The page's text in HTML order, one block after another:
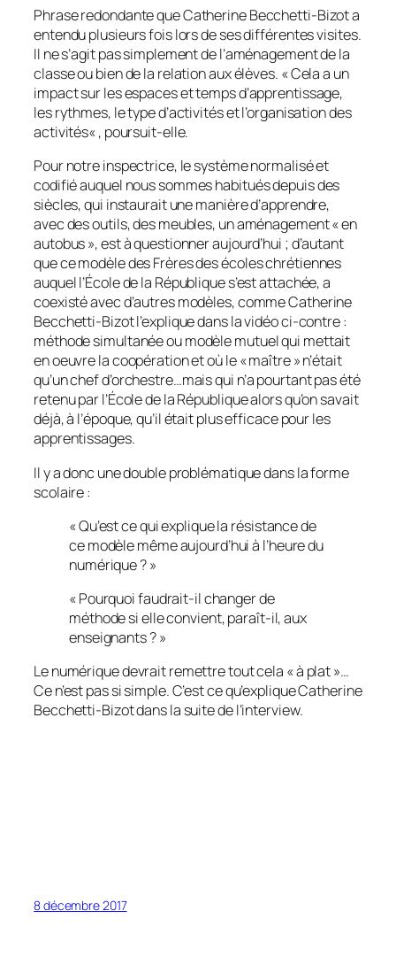
Phrase redondante que Catherine Becchetti-Bizot a
entendu plusieurs fois lors de ses différentes visites.
Il ne s’agit pas simplement de l’aménagement de la
classe ou bien de la relation aux élèves. «Cela a un
impact sur les espaces et temps d’apprentissage,
les rythmes, le type d’activités et l’organisation des
activités« , poursuit-elle.
Pour notre inspectrice, le système normalisé et
codifié auquel nous sommes habitués depuis des
siècles, qui instaurait une manière d’apprendre,
avec des outils, des meubles, un aménagement « en
autobus », est à questionner aujourd’hui ; d’autant
que ce modèle des Frères des écoles chrétiennes
auquel l’École de la République s’est attachée, a
coexisté avec d’autres modèles, comme Catherine
Becchetti-Bizot l’explique dans la vidéo ci-contre :
méthode simultanée ou modèle mutuel qui mettait
en oeuvre la coopération et où le « maître » n’était
qu’un chef d’orchestre…mais qui n’a pourtant pas été
retenu par l’École de la République alors qu’on savait
déjà, à l’époque, qu’il était plus efficace pour les
apprentissages.
Il y a donc une double problématique dans la forme
scolaire :
« Qu’est ce qui explique la résistance de
ce modèle même aujourd’hui à l’heure du
numérique ? »
« Pourquoi faudrait-il changer de
méthode si elle convient, paraît-il, aux
enseignants ? »
Le numérique devrait remettre tout cela « à plat »…
Ce n’est pas si simple. C’est ce qu’explique Catherine
Becchetti-Bizot dans la suite de l’interview.
8 décembre 2017